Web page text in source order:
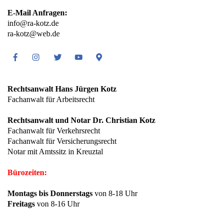
E-Mail Anfragen:
info@ra-kotz.de
ra-kotz@web.de
FacebookInstagramTwitter YoutubeGoogle
Rechtsanwalt Hans Jürgen Kotz
Fachanwalt für Arbeitsrecht
Rechtsanwalt und Notar Dr. Christian Kotz
Fachanwalt für Verkehrsrecht
Fachanwalt für Versicherungsrecht
Notar mit Amtssitz in Kreuztal
Bürozeiten:
Montags bis Donnerstags von 8-18 Uhr
Freitags von 8-16 Uhr